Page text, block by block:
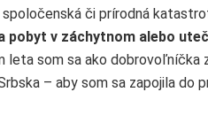
či prírodná
pobyt v záchytnom alebo
som sa ako dobrovoľníčka
– aby som sa zapojila